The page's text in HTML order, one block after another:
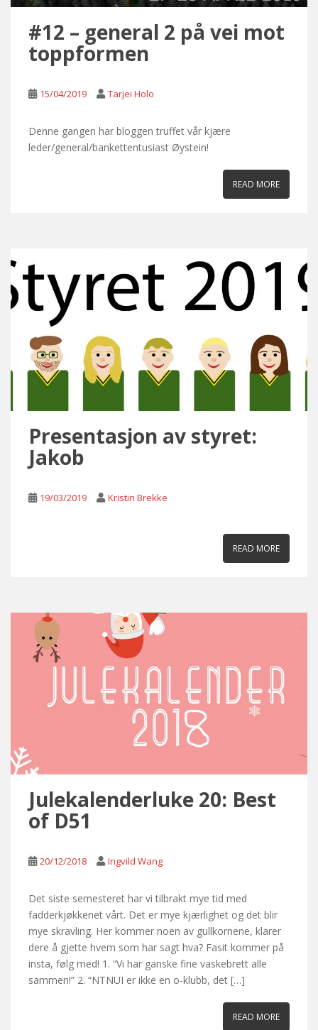
#12 – general 2 på vei mot
toppformen
15/04/2019 Tarjei Holo
Denne gangen har bloggen truffet vår kjære
leder/general/bankettentusiast Øystein!
READ MORE
Presentasjon av styret:
Jakob
19/03/2019 Kristin Brekke
READ MORE
Julekalenderluke 20: Best
of D51
20/12/2018 Ingvild Wang
Det siste semesteret har vi tilbrakt mye tid med
fadderkjøkkenet vårt. Det er mye kjærlighet og det blir
mye skravling. Her kommer noen av gullkornene, klarer
dere å gjette hvem som har sagt hva? Fasit kommer på
insta, følg med! 1. “Vi har ganske fine vaskebrett alle
sammen!” 2. “NTNUI er ikke en o-klubb, det […]
READ MORE